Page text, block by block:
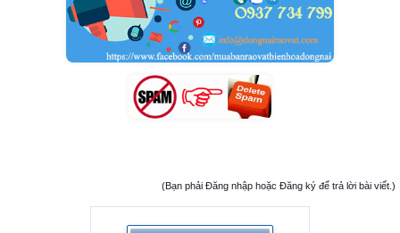
(Bạn phải Đăng nhập hoặc Đăng ký để trả lời bài viết.)